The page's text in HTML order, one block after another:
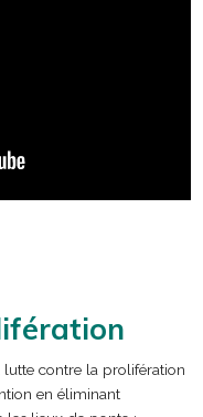
contre la prolifération
en éliminant